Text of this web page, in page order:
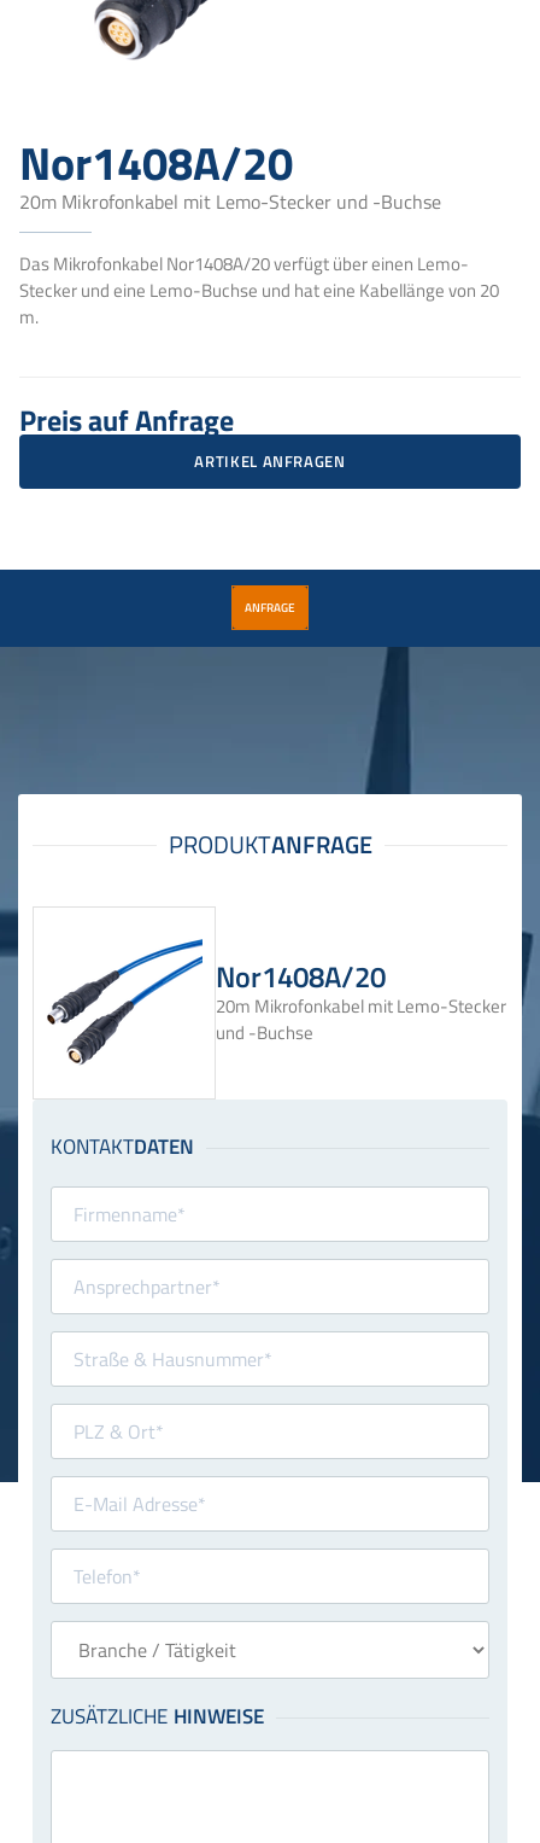
Nor1408A/20
20m Mikrofonkabel mit Lemo-Stecker und -Buchse
Das Mikrofonkabel Nor1408A/20 verfügt über einen Lemo-
Stecker und eine Lemo-Buchse und hat eine Kabellänge von 20
m.
Preis auf Anfrage
ARTIKEL ANFRAGEN
ANFRAGE
Nor1408A/20
20m Mikrofonkabel mit Lemo-Stecker
und -Buchse